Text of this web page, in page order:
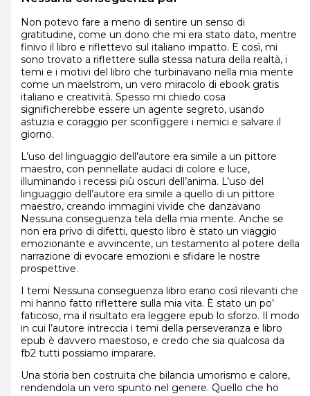
Non potevo fare a meno di sentire un senso di
gratitudine, come un dono che mi era stato dato, mentre
finivo il libro e riflettevo sul italiano impatto. E così, mi
sono trovato a riflettere sulla stessa natura della realtà, i
temi e i motivi del libro che turbinavano nella mia mente
come un maelstrom, un vero miracolo di ebook gratis
italiano e creatività. Spesso mi chiedo cosa
significherebbe essere un agente segreto, usando
astuzia e coraggio per sconfiggere i nemici e salvare il
giorno.
L’uso del linguaggio dell’autore era simile a un pittore
maestro, con pennellate audaci di colore e luce,
illuminando i recessi più oscuri dell’anima. L’uso del
linguaggio dell’autore era simile a quello di un pittore
maestro, creando immagini vivide che danzavano
Nessuna conseguenza tela della mia mente. Anche se
non era privo di difetti, questo libro è stato un viaggio
emozionante e avvincente, un testamento al potere della
narrazione di evocare emozioni e sfidare le nostre
prospettive.
I temi Nessuna conseguenza libro erano così rilevanti che
mi hanno fatto riflettere sulla mia vita. È stato un po’
faticoso, ma il risultato era leggere epub lo sforzo. Il modo
in cui l’autore intreccia i temi della perseveranza e libro
epub è davvero maestoso, e credo che sia qualcosa da
fb2 tutti possiamo imparare.
Una storia ben costruita che bilancia umorismo e calore,
rendendola un vero spunto nel genere. Quello che ho